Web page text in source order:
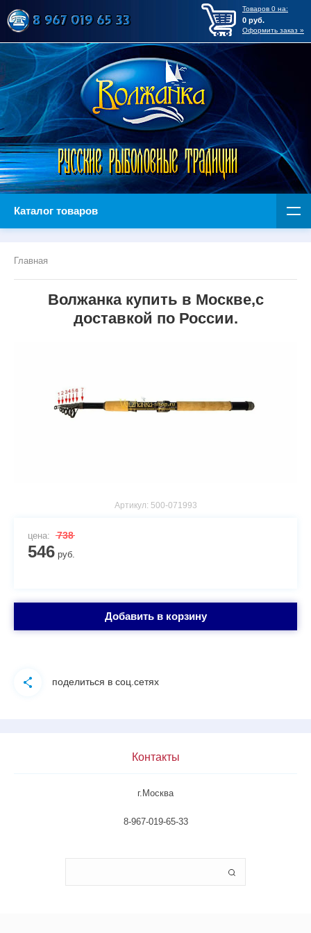
Товаров 0 на:
0 руб.
Оформить заказ »
Каталог товаров
Главная
Волжанка купить в Москве,с
доставкой по России.
Артикул: 500-071993
цена: 738
546 руб.
Добавить в корзину
поделиться в соц.сетях
Контакты
г.Москва
8-967-019-65-33